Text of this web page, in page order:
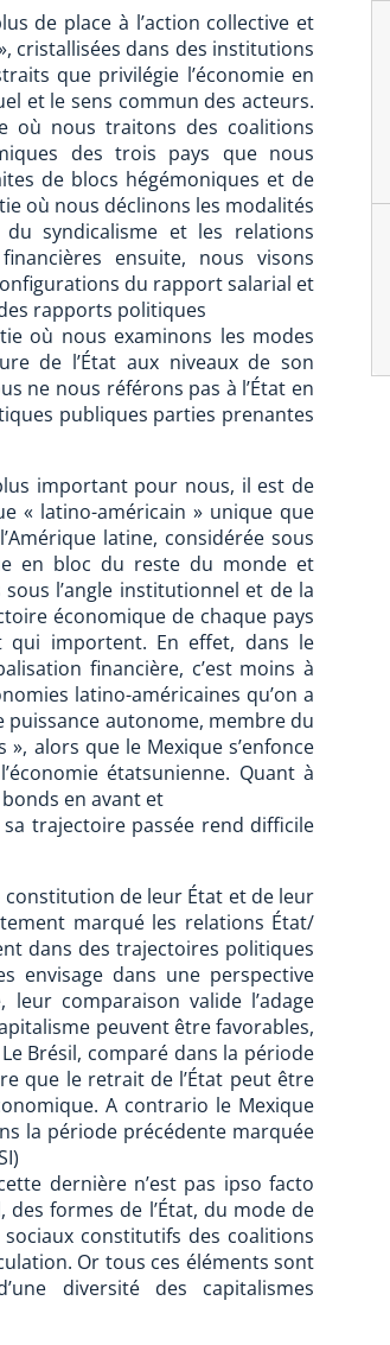
de place à l’action collective et
cristallisées dans des institutions
que privilégie l’économie en
et le sens commun des acteurs.
où nous traitons des coalitions
des trois pays que nous
de blocs hégémoniques et de
où nous déclinons les modalités
syndicalisme et les relations
ensuite, nous visons
du rapport salarial et
rapports politiques
où nous examinons les modes
de l’État aux niveaux de son
ne nous référons pas à l’État en
publiques parties prenantes
important pour nous, il est de
« latino-américain » unique que
latine, considérée sous
en bloc du reste du monde et
l’angle institutionnel et de la
économique de chaque pays
qui importent. En effet, dans le
financière, c’est moins à
latino-américaines qu’on a
autonome, membre du
alors que le Mexique s’enfonce
étatsunienne. Quant à
bonds en avant et
trajectoire passée rend difficile
constitution de leur État et de leur
marqué les relations État/
dans des trajectoires politiques
envisage dans une perspective
comparaison valide l’adage
peuvent être favorables,
Brésil, comparé dans la période
que le retrait de l’État peut être
A contrario le Mexique
la période précédente marquée
dernière n’est pas ipso facto
formes de l’État, du mode de
constitutifs des coalitions
Or tous ces éléments sont
diversité des capitalismes